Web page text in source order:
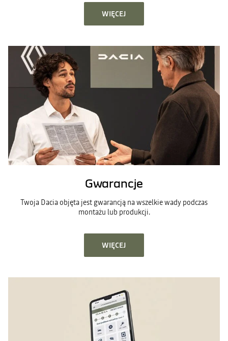
WIĘCEJ
Gwarancje
Twoja Dacia objęta jest gwarancją na wszelkie wady podczas
montażu lub produkcji.
WIĘCEJ